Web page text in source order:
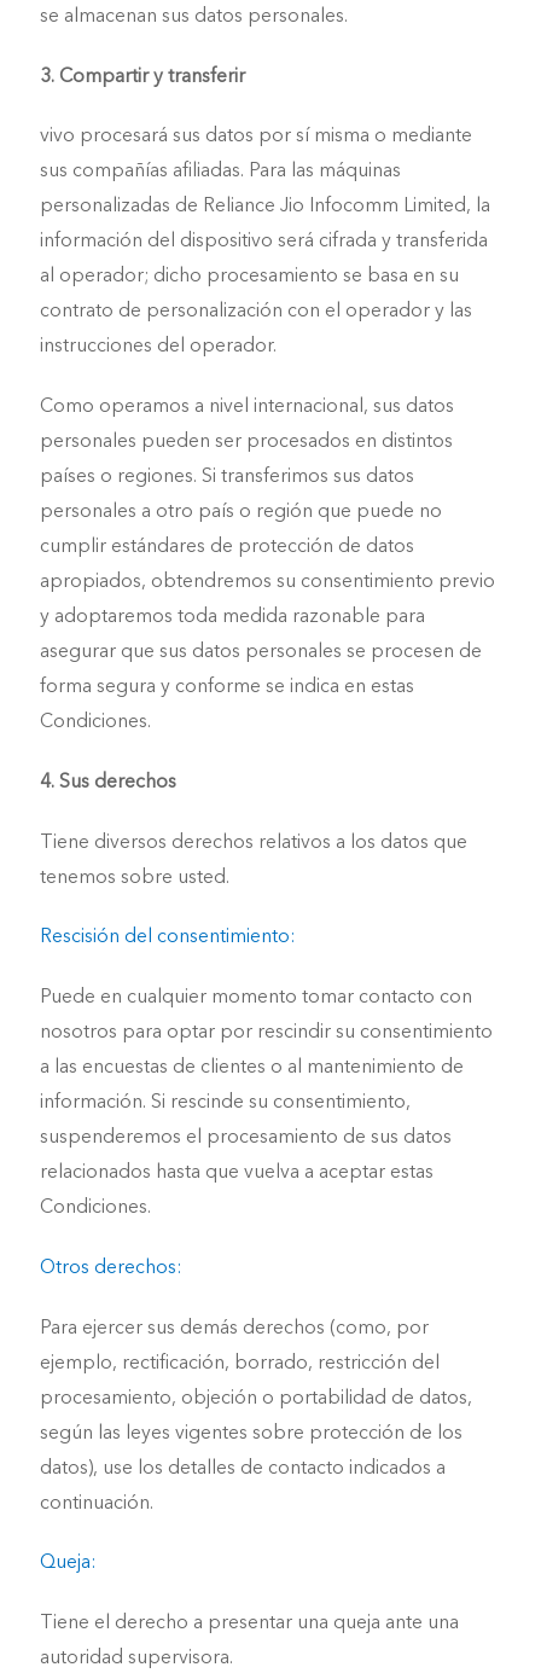
se almacenan sus datos personales.
3. Compartir y transferir
vivo procesará sus datos por sí misma o mediante
sus compañías afiliadas. Para las máquinas
personalizadas de Reliance Jio Infocomm Limited, la
información del dispositivo será cifrada y transferida
al operador; dicho procesamiento se basa en su
contrato de personalización con el operador y las
instrucciones del operador.
Como operamos a nivel internacional, sus datos
personales pueden ser procesados en distintos
países o regiones. Si transferimos sus datos
personales a otro país o región que puede no
cumplir estándares de protección de datos
apropiados, obtendremos su consentimiento previo
y adoptaremos toda medida razonable para
asegurar que sus datos personales se procesen de
forma segura y conforme se indica en estas
Condiciones.
4. Sus derechos
Tiene diversos derechos relativos a los datos que
tenemos sobre usted.
Rescisión del consentimiento:
Puede en cualquier momento tomar contacto con
nosotros para optar por rescindir su consentimiento
a las encuestas de clientes o al mantenimiento de
información. Si rescinde su consentimiento,
suspenderemos el procesamiento de sus datos
relacionados hasta que vuelva a aceptar estas
Condiciones.
Otros derechos:
Para ejercer sus demás derechos (como, por
ejemplo, rectificación, borrado, restricción del
procesamiento, objeción o portabilidad de datos,
según las leyes vigentes sobre protección de los
datos), use los detalles de contacto indicados a
continuación.
Queja:
Tiene el derecho a presentar una queja ante una
autoridad supervisora.